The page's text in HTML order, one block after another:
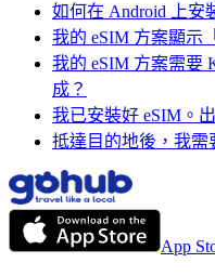
如何在 Android 上安
我的 eSIM 方案顯示
我的 eSIM 方案需要
成？
我已安裝好 eSIM。
抵達目的地後，我需
App